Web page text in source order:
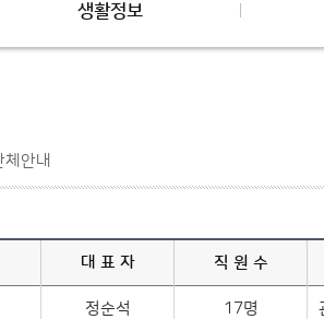
생활정보
안내
대 표 자 직 원 수
정순석 17명